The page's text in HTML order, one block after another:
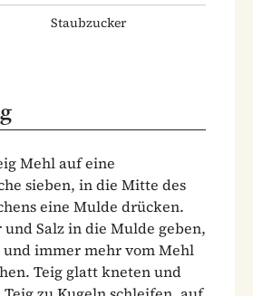
Staubzucker
Mehl auf eine
sieben, in die Mitte des
eine Mulde drücken.
und Salz in die Mulde geben,
immer mehr vom Mehl
Teig glatt kneten und